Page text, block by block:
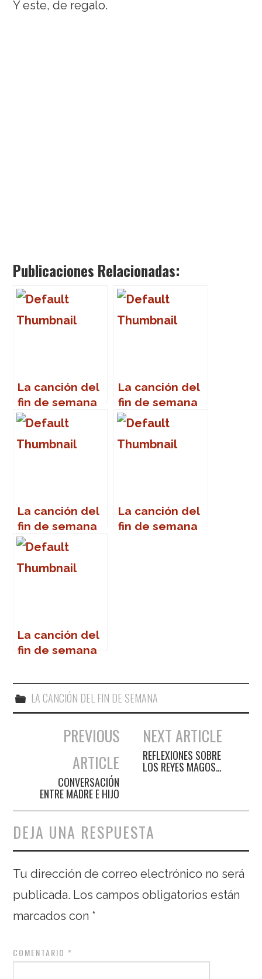
Y este, de regalo.
Publicaciones Relacionadas:
La canción del
fin de semana
La canción del
fin de semana
La canción del
fin de semana
La canción del
fin de semana
La canción del
fin de semana
LA CANCIÓN DEL FIN DE SEMANA
Navegación de entradas
PREVIOUS
ARTICLE
CONVERSACIÓN
ENTRE MADRE E HIJO
NEXT ARTICLE
REFLEXIONES SOBRE
LOS REYES MAGOS…
DEJA UNA RESPUESTA
Tu dirección de correo electrónico no será
publicada. Los campos obligatorios están
marcados con *
COMENTARIO *